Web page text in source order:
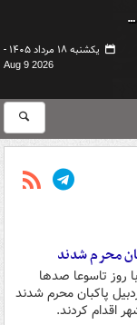
یکشنبه ۱۸ مرداد ۱۴۰۵ -
Aug 9 2026
محرم شدند
روز تاسوعا صدها
پاکبان محرم شدند
اقدام کردند.